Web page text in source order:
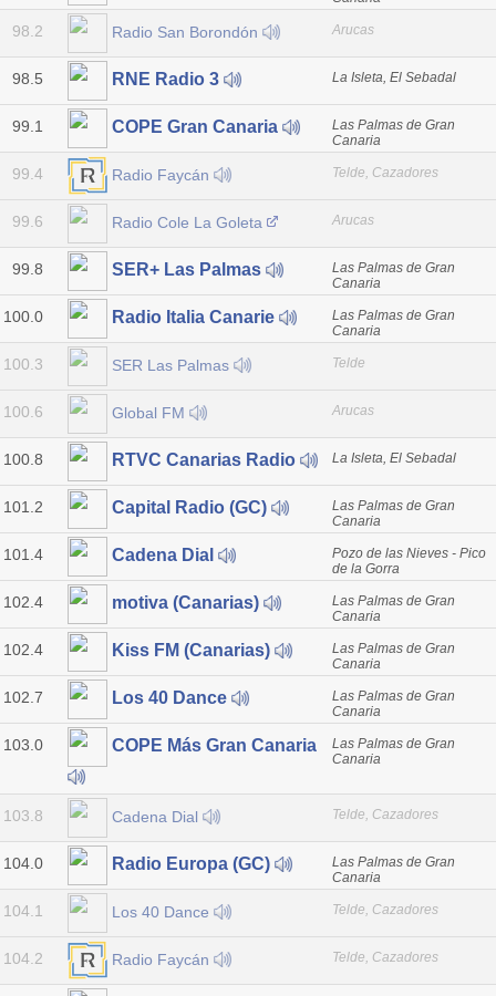
98.2 Radio San Borondón Arucas
98.5 RNE Radio 3 La Isleta, El Sebadal
99.1 COPE Gran Canaria
Las Palmas de Gran
Canaria
99.4 Radio Faycán Telde, Cazadores
99.6 Radio Cole La Goleta Arucas
99.8 SER+ Las Palmas
Las Palmas de Gran
Canaria
100.0 Radio Italia Canarie
Las Palmas de Gran
Canaria
100.3 SER Las Palmas Telde
100.6 Global FM Arucas
100.8 RTVC Canarias Radio La Isleta, El Sebadal
101.2 Capital Radio (GC)
Las Palmas de Gran
Canaria
101.4 Cadena Dial
Pozo de las Nieves - Pico
de la Gorra
102.4 motiva (Canarias)
Las Palmas de Gran
Canaria
102.4 Kiss FM (Canarias)
Las Palmas de Gran
Canaria
102.7 Los 40 Dance
Las Palmas de Gran
Canaria
103.0 COPE Más Gran Canaria
Las Palmas de Gran
Canaria
103.8 Cadena Dial Telde, Cazadores
104.0 Radio Europa (GC)
Las Palmas de Gran
Canaria
104.1 Los 40 Dance Telde, Cazadores
104.2 Radio Faycán Telde, Cazadores